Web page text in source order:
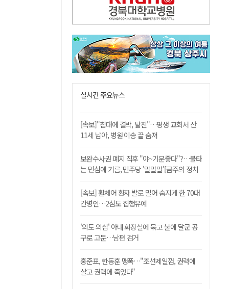
실시간 주요뉴스
[속보]"침대에 결박, 탈진"…평생 교회서 산
11세 남아, 병원 이송 끝 숨져
보완수사권 폐지 직후 "야~기분좋다"?…불타
는 민심에 기름, 민주당 '말말말'[금주의 정치
[속보] 휠체어 환자 발로 밀어 숨지게 한 70대
간병인…2심도 집행유예
'외도 의심' 아내 화장실에 묶고 불에 달군 공
구로 고문…남편 검거
홍준표, 한동훈 맹폭…"조선제일껌, 권력에
살고 권력에 죽었다"